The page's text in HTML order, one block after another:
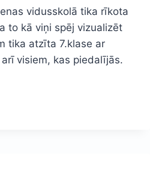
vidusskolā tika rīkota
to kā viņi spēj vizualizēt
tika atzīta 7.klase ar
visiem, kas piedalījās.